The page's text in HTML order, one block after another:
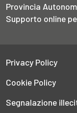
Provincia
Supporto online
Privacy Policy
Cookie Policy
Segnalazione